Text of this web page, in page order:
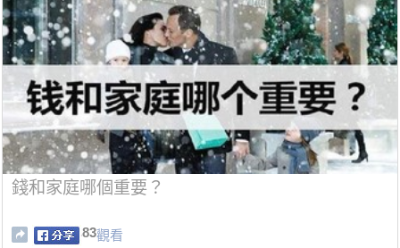
錢和家庭哪個重要？
83觀看